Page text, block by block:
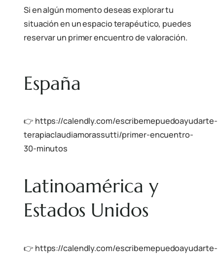
Si en algún momento deseas explorar tu
situación en un espacio terapéutico, puedes
reservar un primer encuentro de valoración.
España
👉 https://calendly.com/escribemepuedoayudarte-
terapiaclaudiamorassutti/primer-encuentro-
30-minutos
Latinoamérica y
Estados Unidos
👉 https://calendly.com/escribemepuedoayudarte-